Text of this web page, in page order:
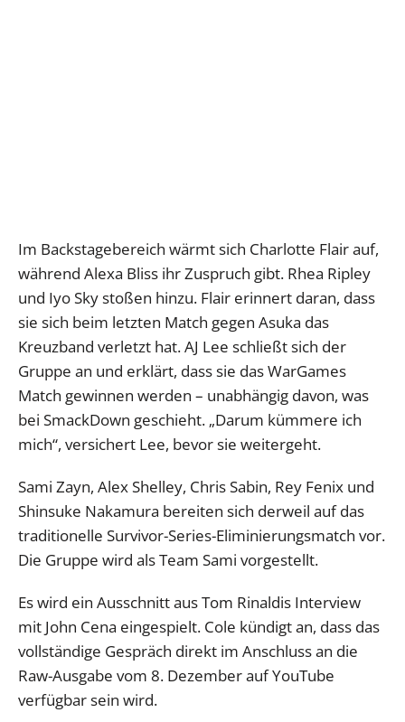
Im Backstagebereich wärmt sich Charlotte Flair auf,
während Alexa Bliss ihr Zuspruch gibt. Rhea Ripley
und Iyo Sky stoßen hinzu. Flair erinnert daran, dass
sie sich beim letzten Match gegen Asuka das
Kreuzband verletzt hat. AJ Lee schließt sich der
Gruppe an und erklärt, dass sie das WarGames
Match gewinnen werden – unabhängig davon, was
bei SmackDown geschieht. „Darum kümmere ich
mich“, versichert Lee, bevor sie weitergeht.
Sami Zayn, Alex Shelley, Chris Sabin, Rey Fenix und
Shinsuke Nakamura bereiten sich derweil auf das
traditionelle Survivor-Series-Eliminierungsmatch vor.
Die Gruppe wird als Team Sami vorgestellt.
Es wird ein Ausschnitt aus Tom Rinaldis Interview
mit John Cena eingespielt. Cole kündigt an, dass das
vollständige Gespräch direkt im Anschluss an die
Raw-Ausgabe vom 8. Dezember auf YouTube
verfügbar sein wird.